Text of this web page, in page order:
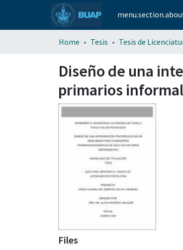
Home Tesis Tesis de
Diseño de una
primarios
Files